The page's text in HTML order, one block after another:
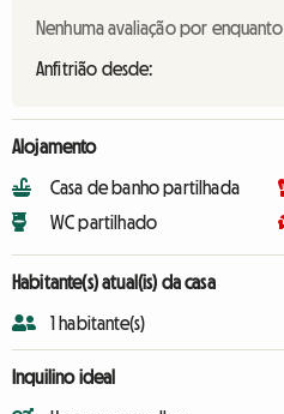
Nenhuma avaliação por enquanto
Anfitrião desde:
Alojamento
Casa de banho partilhada
WC partilhado
Habitante(s) atual(is) da casa
1 habitante(s)
Inquilino ideal